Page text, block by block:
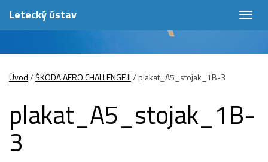
Letecký ústav
Úvod/ŠKODA AERO CHALLENGE II/plakat_A5_stojak_1B-3
plakat_A5_stojak_1B-
3